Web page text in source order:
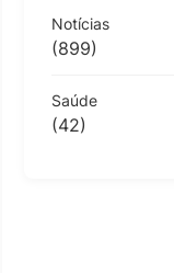
Notícias
(899)
Saúde
(42)